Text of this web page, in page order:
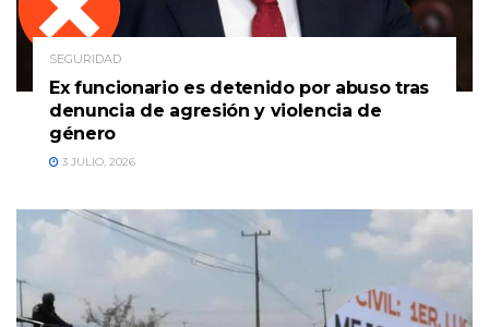
SEGURIDAD
Ex funcionario es detenido por abuso tras
denuncia de agresión y violencia de
género
3 JULIO, 2026